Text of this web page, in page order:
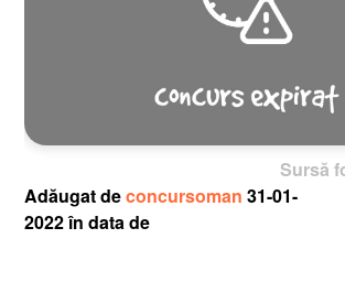
Sursă
Adăugat deconcursoman31-01-
2022 în data de